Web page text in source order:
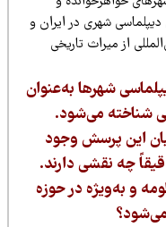
شهری در ایران و
میراث تاریخی
شهرها به‌عنوان
می‌شود.
پرسش وجود
چه نقشی دارند.
به‌ویژه در حوزه